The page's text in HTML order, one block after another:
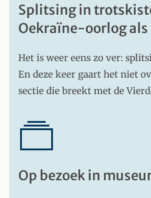
Splitsing in
Oekraïne-oorlog
Het is weer eens zo ver:
En deze keer gaart het niet
sectie die breekt met de
Op bezoek in